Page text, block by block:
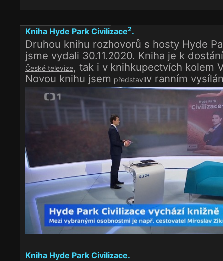
Kniha Hyde Park Civilizace2.
Druhou knihu rozhovorů s hosty Hyde
jsme vydali 30.11.2020. Kniha je k
České televize, tak i v knihkupectvích kolem
Novou knihu jsem představilv ranním
Kniha Hyde Park Civilizace.